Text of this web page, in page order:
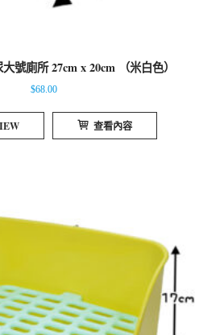
號廁所 27cm x 20cm （米白色）
$68.00
查看內容